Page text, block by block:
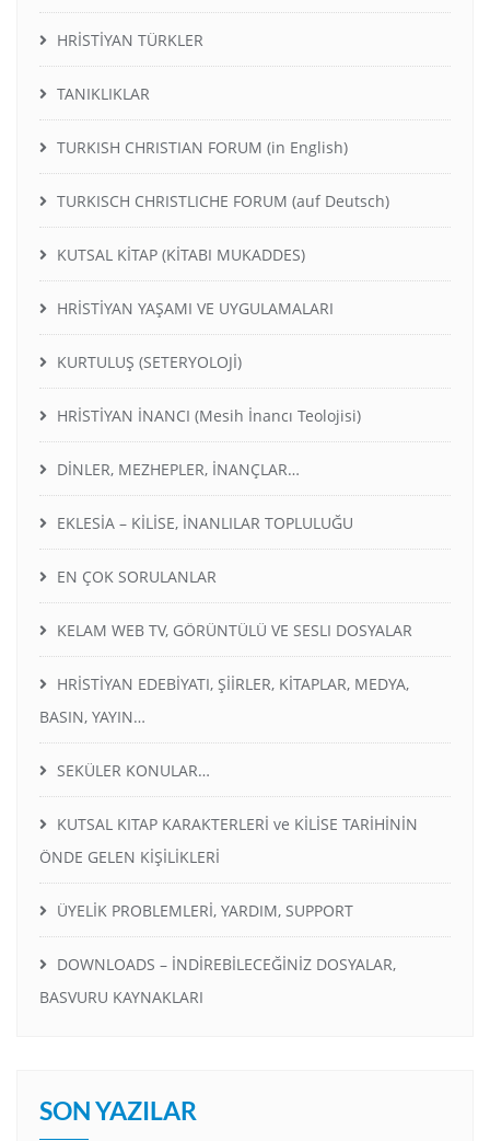
HRİSTİYAN TÜRKLER
TANIKLIKLAR
TURKISH CHRISTIAN FORUM (in English)
TURKISCH CHRISTLICHE FORUM (auf Deutsch)
KUTSAL KİTAP (KİTABI MUKADDES)
HRİSTİYAN YAŞAMI VE UYGULAMALARI
KURTULUŞ (SETERYOLOJİ)
HRİSTİYAN İNANCI (Mesih İnancı Teolojisi)
DİNLER, MEZHEPLER, İNANÇLAR…
EKLESİA – KİLİSE, İNANLILAR TOPLULUĞU
EN ÇOK SORULANLAR
KELAM WEB TV, GÖRÜNTÜLÜ VE SESLI DOSYALAR
HRİSTİYAN EDEBİYATI, ŞİİRLER, KİTAPLAR, MEDYA,
BASIN, YAYIN…
SEKÜLER KONULAR…
KUTSAL KITAP KARAKTERLERİ ve KİLİSE TARİHİNİN
ÖNDE GELEN KİŞİLİKLERİ
ÜYELİK PROBLEMLERİ, YARDIM, SUPPORT
DOWNLOADS – İNDİREBİLECEĞİNİZ DOSYALAR,
BASVURU KAYNAKLARI
SON YAZILAR